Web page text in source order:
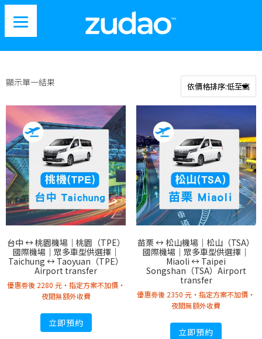
顯示單一結果
台中 ↔︎ 桃園機場｜桃園（TPE）
國際機場｜眾多車型供選擇｜
Taichung ↔︎ Taoyuan（TPE）
Airport transfer
優惠劵後 2280 元・指定方案不加價・
夜間無額外收費
立即預約
苗栗 ↔︎ 松山機場｜松山（TSA）
國際機場｜眾多車型供選擇｜
Miaoli ↔︎ Taipei
Songshan（TSA）Airport
transfer
優惠劵後 2350 元・指定方案不加價・
夜間無額外收費
立即預約